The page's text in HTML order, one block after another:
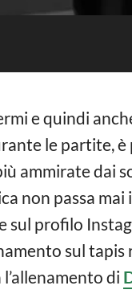
e quindi
le partite,
ammirate dai
non passa
profilo
sul
l’allenamento di